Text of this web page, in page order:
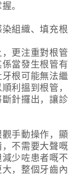
。
組織、填充根
更注重對根管
當發生根管有
根可能無法繼
利搵到根管，
針攞出，讓診
手動操作，顯
不需要大聲嘅
少咗患者嘅不
，整個牙齒內